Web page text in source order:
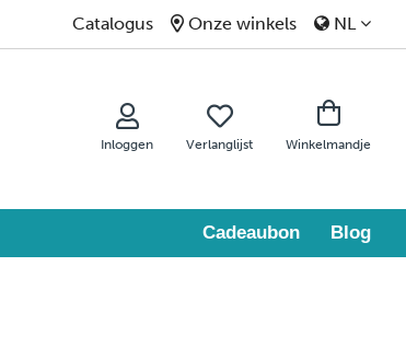
Catalogus Onze winkels NL
Inloggen Verlanglijst Winkelmandje
Cadeaubon Blog